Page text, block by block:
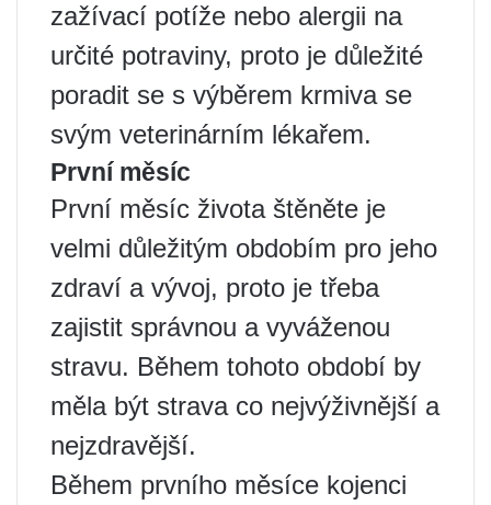
zažívací potíže nebo alergii na
určité potraviny, proto je důležité
poradit se s výběrem krmiva se
svým veterinárním lékařem.
První měsíc
První měsíc života štěněte je
velmi důležitým obdobím pro jeho
zdraví a vývoj, proto je třeba
zajistit správnou a vyváženou
stravu. Během tohoto období by
měla být strava co nejvýživnější a
nejzdravější.
Během prvního měsíce kojenci